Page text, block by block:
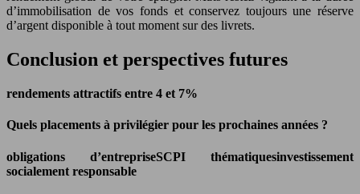
d’immobilisation de vos fonds et conservez toujours une réserve
d’argent disponible à tout moment sur des livrets.
Conclusion et perspectives futures
rendements attractifs entre 4 et 7%
Quels placements à privilégier pour les prochaines années ?
obligations d’entrepriseSCPI thématiquesinvestissement
socialement responsable